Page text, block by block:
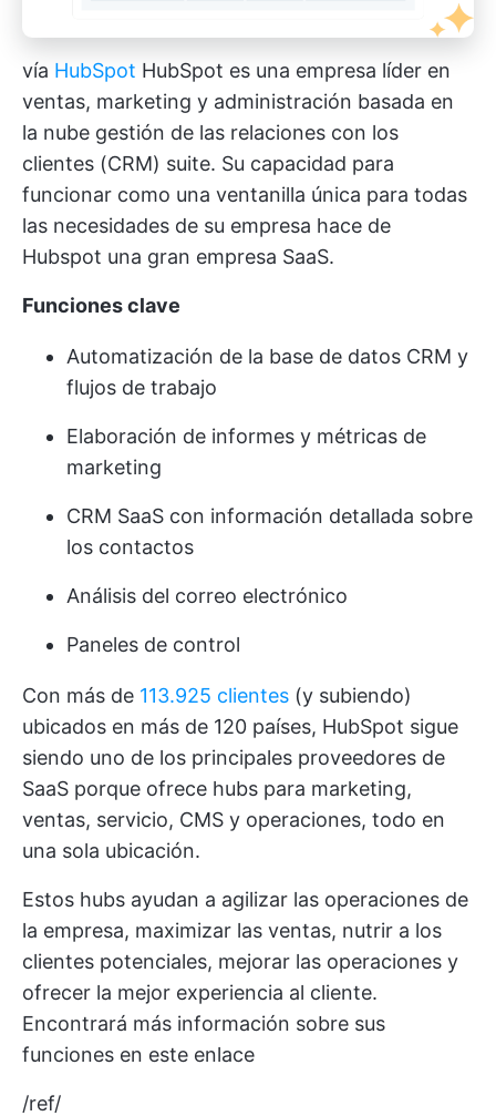
vía HubSpot HubSpot es una empresa líder en
ventas, marketing y administración basada en
la nube gestión de las relaciones con los
clientes (CRM) suite. Su capacidad para
funcionar como una ventanilla única para todas
las necesidades de su empresa hace de
Hubspot una gran empresa SaaS.
Funciones clave
Automatización de la base de datos CRM y
flujos de trabajo
Elaboración de informes y métricas de
marketing
CRM SaaS con información detallada sobre
los contactos
Análisis del correo electrónico
Paneles de control
Con más de 113.925 clientes (y subiendo)
ubicados en más de 120 países, HubSpot sigue
siendo uno de los principales proveedores de
SaaS porque ofrece hubs para marketing,
ventas, servicio, CMS y operaciones, todo en
una sola ubicación.
Estos hubs ayudan a agilizar las operaciones de
la empresa, maximizar las ventas, nutrir a los
clientes potenciales, mejorar las operaciones y
ofrecer la mejor experiencia al cliente.
Encontrará más información sobre sus
funciones en este enlace
/ref/